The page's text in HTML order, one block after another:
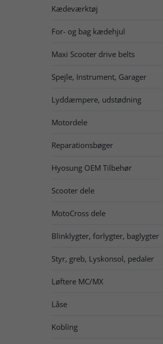
Kædeværktøj
For- og bag kædehjul
Maxi Scooter drive belts
Spejle, Instrument, Garager
Lyddæmpere, udstødning
Motordele
Reparationsbøger
Hyosung OEM Tilbehør
Scooter dele
MotoCross dele
Blinklygter, forlygter, baglygter
Styr, greb, Lyskonsol, pedaler
Løftere MC/MX
Låse
Kobling